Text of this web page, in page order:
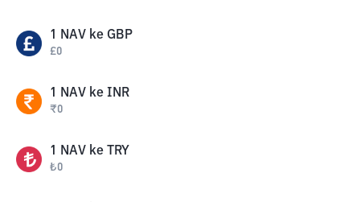
1 NAV ke GBP
£0
1 NAV ke INR
₹0
1 NAV ke TRY
₺0